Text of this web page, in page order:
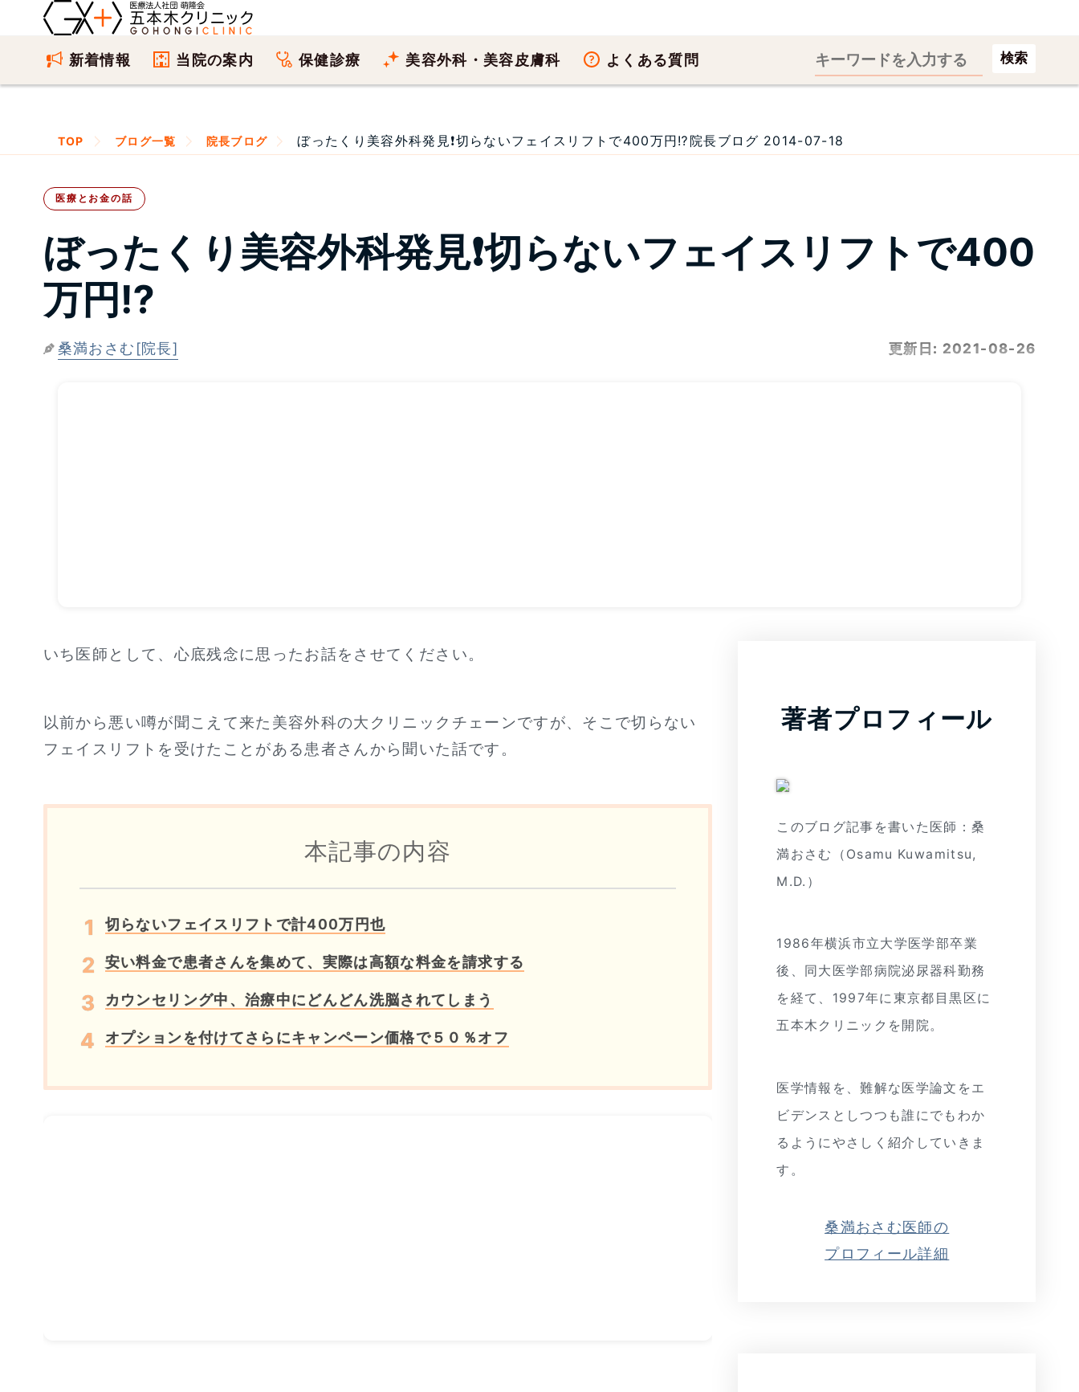
新着情報 当院の案内 保健診療 美容外科・美容皮膚科 よくある質問 検索
TOP ブログ一覧 院長ブログ ぼったくり美容外科発見❗切らないフェイスリフトで400万円⁉院長ブログ 2014-07-18
医療とお金の話
ぼったくり美容外科発見❗切らないフェイスリフトで400
万円⁉
桑満おさむ[院長] 更新日: 2021-08-26
いち医師として、心底残念に思ったお話をさせてください。
以前から悪い噂が聞こえて来た美容外科の大クリニックチェーンですが、そこで切らない
フェイスリフトを受けたことがある患者さんから聞いた話です。
本記事の内容
切らないフェイスリフトで計400万円也
安い料金で患者さんを集めて、実際は高額な料金を請求する
カウンセリング中、治療中にどんどん洗脳されてしまう
オプションを付けてさらにキャンペーン価格で５０％オフ
著者プロフィール
このブログ記事を書いた医師：桑
満おさむ（Osamu Kuwamitsu,
M.D.）
1986年横浜市立大学医学部卒業
後、同大医学部病院泌尿器科勤務
を経て、1997年に東京都目黒区に
五本木クリニックを開院。
医学情報を、難解な医学論文をエ
ビデンスとしつつも誰にでもわか
るようにやさしく紹介していきま
す。
桑満おさむ医師の
プロフィール詳細